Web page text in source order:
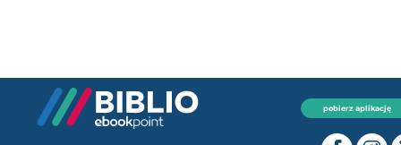
pobierz aplikację